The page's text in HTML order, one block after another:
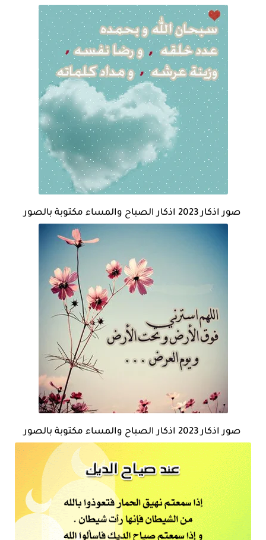
صور اذكار 2023 اذكار الصباح والمساء مكتوبة بالصور
صور اذكار 2023 اذكار الصباح والمساء مكتوبة بالصور